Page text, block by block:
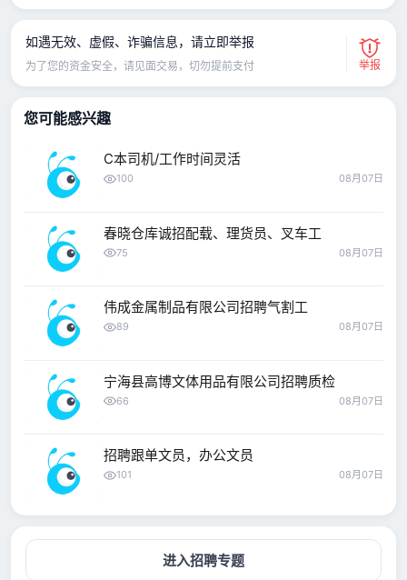
如遇无效、虚假、诈骗信息，请立即举报
为了您的资金安全，请见面交易，切勿提前支付 举报
您可能感兴趣
C本司机/工作时间灵活
100 08月07日
春晓仓库诚招配载、理货员、叉车工
75 08月07日
伟成金属制品有限公司招聘气割工
89 08月07日
宁海县高博文体用品有限公司招聘质检
66 08月07日
招聘跟单文员，办公文员
101 08月07日
进入招聘专题